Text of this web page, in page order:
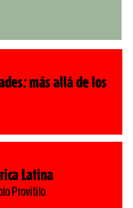
más allá de los
Latina
Provitilo